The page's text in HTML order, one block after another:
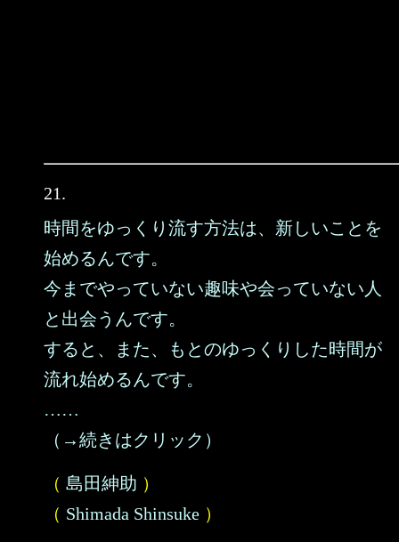
21.
時間をゆっくり流す方法は、新しいことを
始めるんです。
今までやっていない趣味や会っていない人
と出会うんです。
すると、また、もとのゆっくりした時間が
流れ始めるんです。
……
（→続きはクリック）
（ 島田紳助 ）
（ Shimada Shinsuke ）